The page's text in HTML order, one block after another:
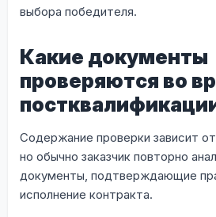
выбора победителя.
Какие документы
проверяются во
Содержание проверки зависит
но обычно заказчик повторно
документы, подтверждающие
исполнение контракта.